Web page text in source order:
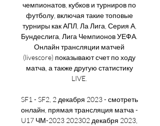
чемпионатов, кубков и турниров по
футболу, включая такие топовые
турниры как АПЛ, Ла Лига, Серия А,
Бундеслига, Лига Чемпионов УЕФА.
Онлайн трансляции матчей
(livescore) показывают счет по ходу
матча, а также другую статистику
LIVE.
SF1 - SF2, 2 декабря 2023 - смотреть
онлайн, прямая трансляция матча -
U17 ЧМ-2023 202302 декабря 2023,